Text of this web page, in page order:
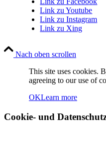
Link zu Youtube
Link zu Instagram
Link zu Xing
Nach oben scrollen
This site uses cookies.
agreeing to our use of
OKLearn more
Cookie- und